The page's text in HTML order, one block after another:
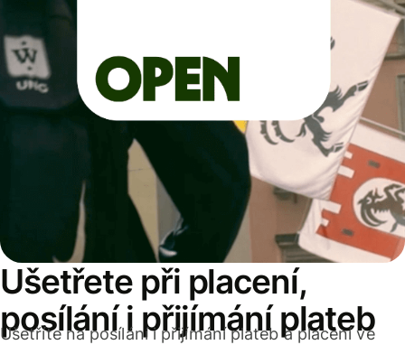
Ušetřete při placení,
posílání i přijímání plateb
Ušetříte na posílání i přijímání plateb a placení ve